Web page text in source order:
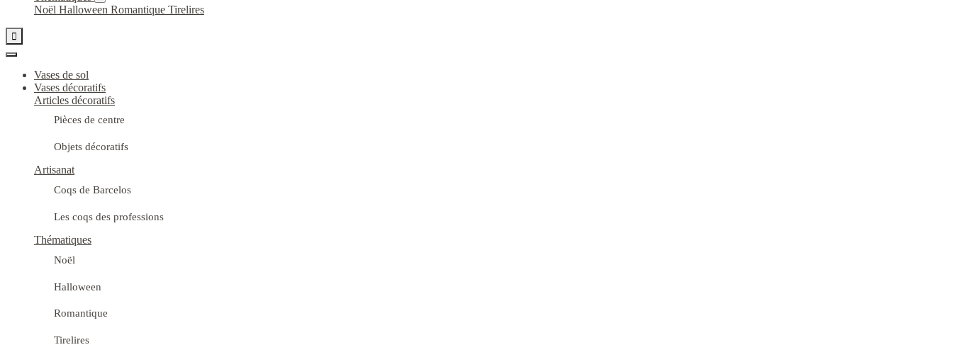
Noël Halloween Romantique Tirelires

Vases de sol
Vases décoratifs
Articles décoratifs
Pièces de centre
Objets décoratifs
Artisanat
Coqs de Barcelos
Les coqs des professions
Thématiques
Noël
Halloween
Romantique
Tirelires